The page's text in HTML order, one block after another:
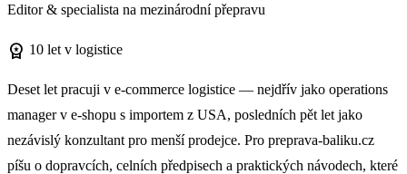
Editor & specialista na mezinárodní přepravu
workspace_premium 10 let v logistice
Deset let pracuji v e-commerce logistice — nejdřív jako operations
manager v e-shopu s importem z USA, posledních pět let jako
nezávislý konzultant pro menší prodejce. Pro preprava-baliku.cz
píšu o dopravcích, celních předpisech a praktických návodech, které